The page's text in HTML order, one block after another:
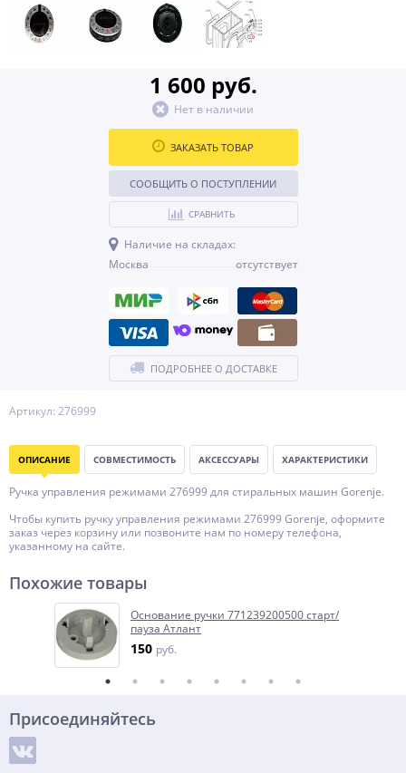
Артикул: 276999
1 600 руб.
Нет в наличии
ЗАКАЗАТЬ ТОВАР
СООБЩИТЬ О ПОСТУПЛЕНИИ
СРАВНИТЬ
Наличие на складах:
Москва
отсутствует
ПОДРОБНЕЕ О ДОСТАВКЕ
ОПИСАНИЕ СОВМЕСТИМОСТЬ АКСЕССУАРЫ ХАРАКТЕРИСТИКИ
Ручка управления режимами 276999 для стиральных машин Gorenje.
Чтобы купить ручку управления режимами 276999 Gorenje, оформите
заказ через корзину или позвоните нам по номеру телефона,
указанному на сайте.
Похожие товары
Основание ручки 771239200500 старт/
пауза Атлант
150 руб.
Присоединяйтесь